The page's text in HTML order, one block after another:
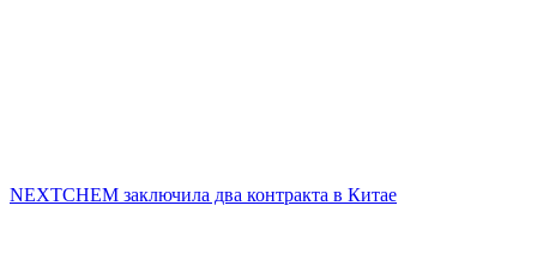
NEXTCHEM заключила два контракта в Китае